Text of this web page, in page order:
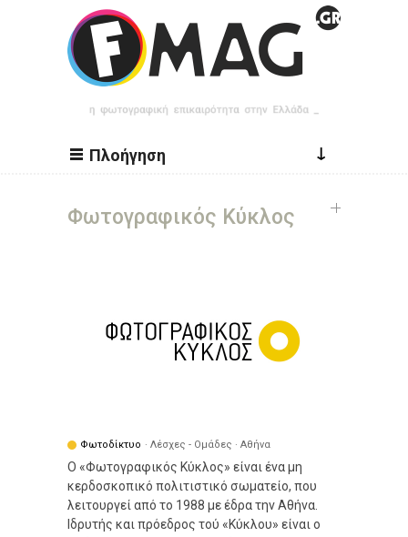
Παράκαμψη προς το κυρίως περιεχόμενο
Πλοήγηση ↓
Φωτογραφικός Κύκλος
Φωτοδίκτυο · Λέσχες - Ομάδες · Αθήνα
Ο «Φωτογραφικός Κύκλος» είναι ένα μη
κερδοσκοπικό πολιτιστικό σωματείο, που
λειτουργεί από το 1988 με έδρα την Αθήνα.
Ιδρυτής και πρόεδρος τού «Κύκλου» είναι ο